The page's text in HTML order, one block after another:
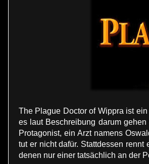
The Plague Doctor of Wippra ist
es laut Beschreibung darum
Protagonist, ein Arzt namens
tut er nicht dafür. Stattdessen
denen nur einer tatsächlich an der